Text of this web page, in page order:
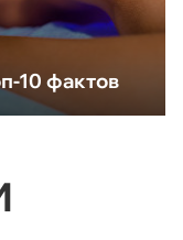
10 фактов